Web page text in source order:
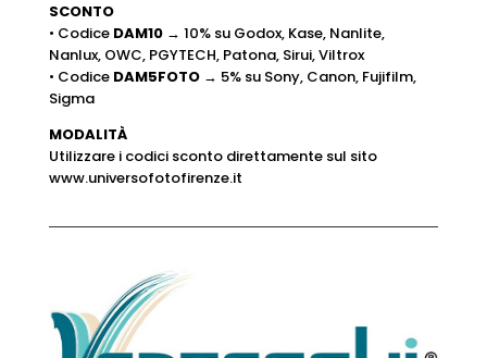
SCONTO
• Codice DAM10→ 10% su Godox, Kase, Nanlite,
Nanlux, OWC, PGYTECH, Patona, Sirui, Viltrox
• Codice DAM5FOTO→ 5% su Sony, Canon, Fujifilm,
Sigma
MODALITÀ
Utilizzare i codici sconto direttamente sul sito
www.universofotofirenze.it